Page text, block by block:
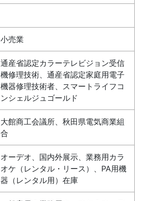
小売業
通産省認定カラーテレビジョン受信
機修理技術、通産省認定家庭用電子
機器修理技術者、スマートライフコ
ンシェルジュゴールド
大館商工会議所、秋田県電気商業組
合
オーデオ、国内外展示、業務用カラ
オケ（レンタル・リース）、PA用機
器（レンタル用）在庫